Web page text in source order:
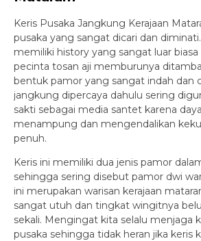
Keris Pusaka Jangkung Kerajaan
pusaka yang sangat dicari dan
memiliki history yang sangat luar
pecinta tosan aji memburunya
bentuk pamor yang sangat indah dan
jangkung dipercaya dahulu sering
sakti sebagai media santet karena
menampung dan mengendalikan
penuh.
Keris ini memiliki dua jenis pamor
sehingga sering disebut pamor dwi
ini merupakan warisan kerajaan
sangat utuh dan tingkat wingitnya
sekali. Mengingat kita selalu menjaga
pusaka sehingga tidak heran jika keris